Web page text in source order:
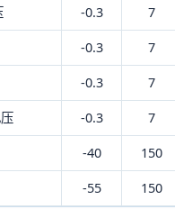
-0.3 7
-0.3 7
-0.3 7
-0.3 7
-40 150
-55 150